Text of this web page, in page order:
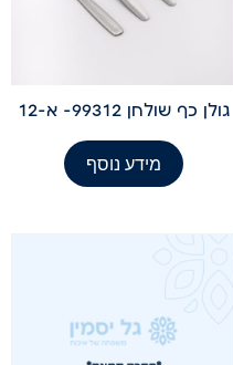
גולן כף שולחן 99312- א-12
מידע נוסף